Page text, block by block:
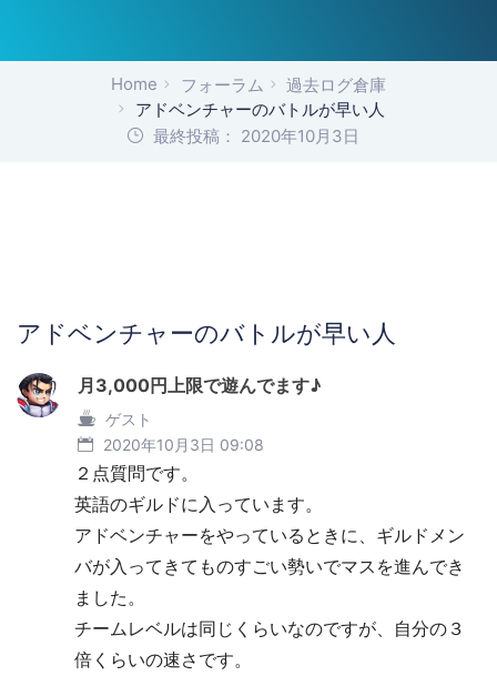
Home フォーラム
過去ログ倉庫
アドベンチャーのバトルが早い人
最終投稿： 2020年10月3日
アドベンチャーのバトルが早い人
月3,000円上限で遊んでます♪
ゲスト
2020年10月3日 09:08
２点質問です。
英語のギルドに入っています。
アドベンチャーをやっているときに、ギルドメン
バが入ってきてものすごい勢いでマスを進んでき
ました。
チームレベルは同じくらいなのですが、自分の３
倍くらいの速さです。